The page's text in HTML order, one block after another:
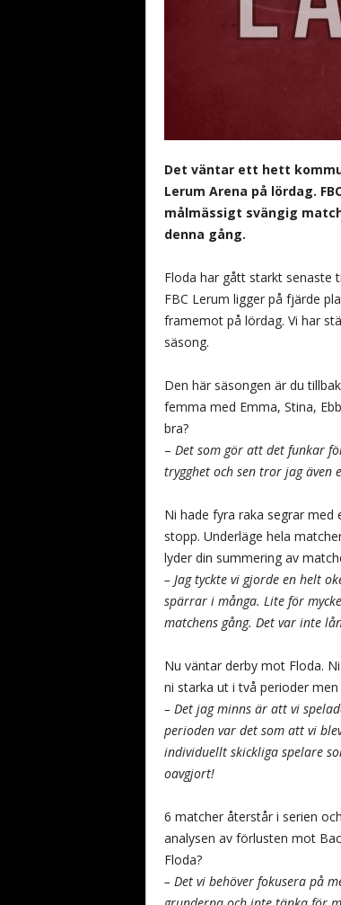
Det väntar ett hett
Lerum Arena på lördag.
målmässigt svängig
denna gång.
Floda har gått starkt senaste
FBC Lerum ligger på fjärde
framemot på lördag. Vi har
säsong.
Den här säsongen är du
femma med Emma, Stina,
bra?
– Det som gör att det funkar
trygghet och sen tror jag
Ni hade fyra raka segrar
stopp. Underläge hela
lyder din summering av
– Jag tyckte vi gjorde en helt
spärrar i många. Lite för
matchens gång. Det var inte
Nu väntar derby mot Floda.
ni starka ut i två perioder
– Det jag minns är att vi
perioden var det som att vi
individuellt skickliga spelare
oavgjort!
6 matcher återstår i serien
analysen av förlusten mot
Floda?
– Det vi behöver fokusera på